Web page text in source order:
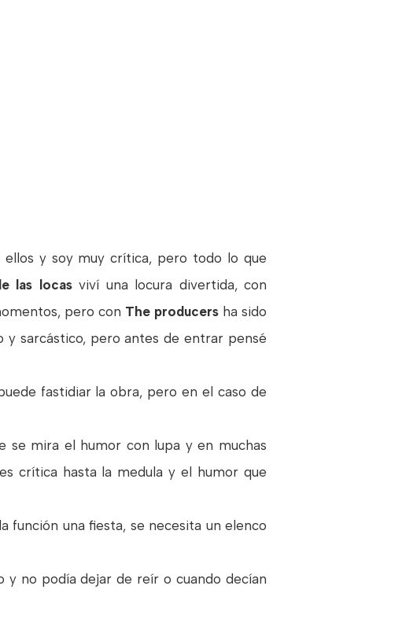
y soy muy crítica, pero todo lo que
las locasviví una locura divertida, con
pero con The producersha sido
sarcástico, pero antes de entrar pensé
fastidiar la obra, pero en el caso de
se mira el humor con lupa y en muchas
crítica hasta la medula y el humor que
función una fiesta, se necesita un elenco
y no podía dejar de reír o cuando decían